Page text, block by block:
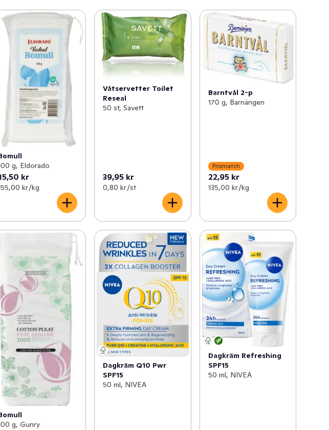
g, Eldorado
kr
kr /kg
Våtservetter Toilet
Reseal
50 st, Savett
39,95 kr
0,80 kr /st
Barntvål 2-p
170 g, Barnängen
Prismatch
22,95 kr
135,00 kr /kg
g, Gunry
Dagkräm Q10 Pwr
SPF15
50 ml, NIVEA
Dagkräm Refreshing
SPF15
50 ml, NIVEA